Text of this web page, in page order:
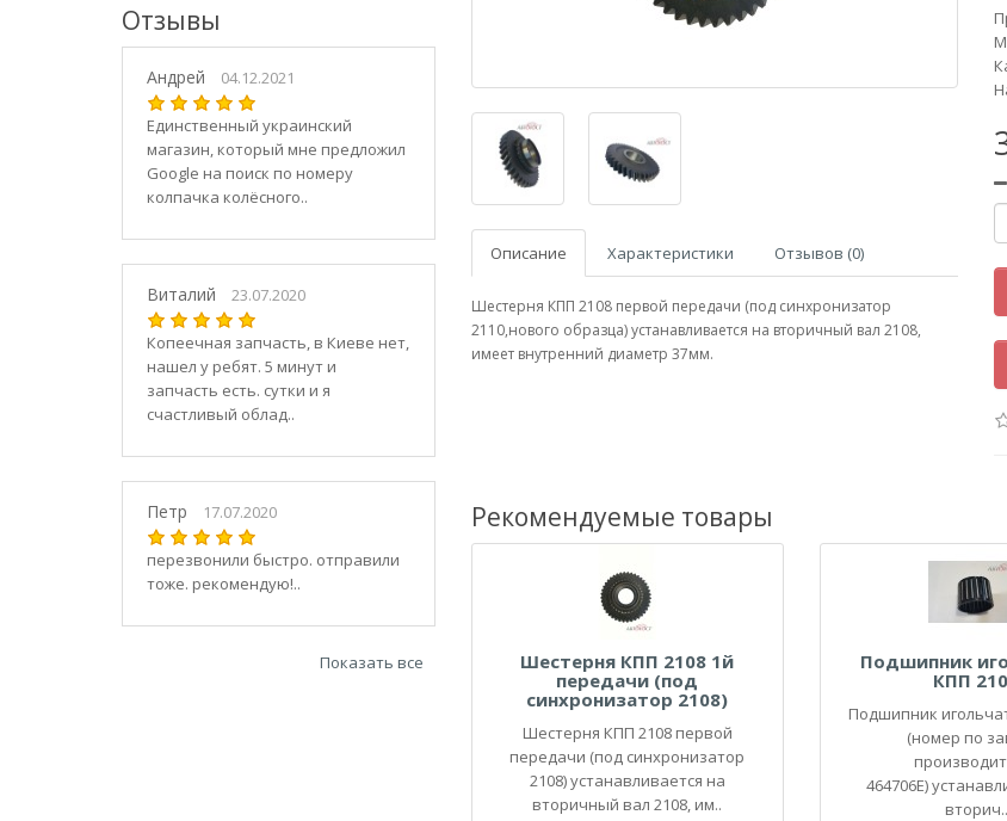
1119
11190
11194
2101
21010
2102
21020
21040
21044
21047
2107
21070
21073
Отзывы
Андрей 04.12.2021
Единственный украинский
магазин, который мне предложил
Google на поиск по номеру
колпачка колёсного..
Виталий 23.07.2020
Копеечная запчасть, в Киеве нет,
нашел у ребят. 5 минут и
запчасть есть. сутки и я
счастливый облад..
Петр 17.07.2020
перезвонили быстро. отправили
тоже. рекомендую!..
Показать все
Описание Характеристики Отзывов (0)
Шестерня КПП 2108 первой передачи (под синхронизатор
2110,нового образца) устанавливается на вторичный вал 2108,
имеет внутренний диаметр 37мм.
Рекомендуемые товары
Шестерня КПП 2108 1й
передачи (под
синхронизатор 2108)
Шестерня КПП 2108 первой
передачи (под синхронизатор
2108) устанавливается на
вторичный вал 2108, им..
Подшипник
КПП
Подшипник
(номер по
464706Е)
вторич..